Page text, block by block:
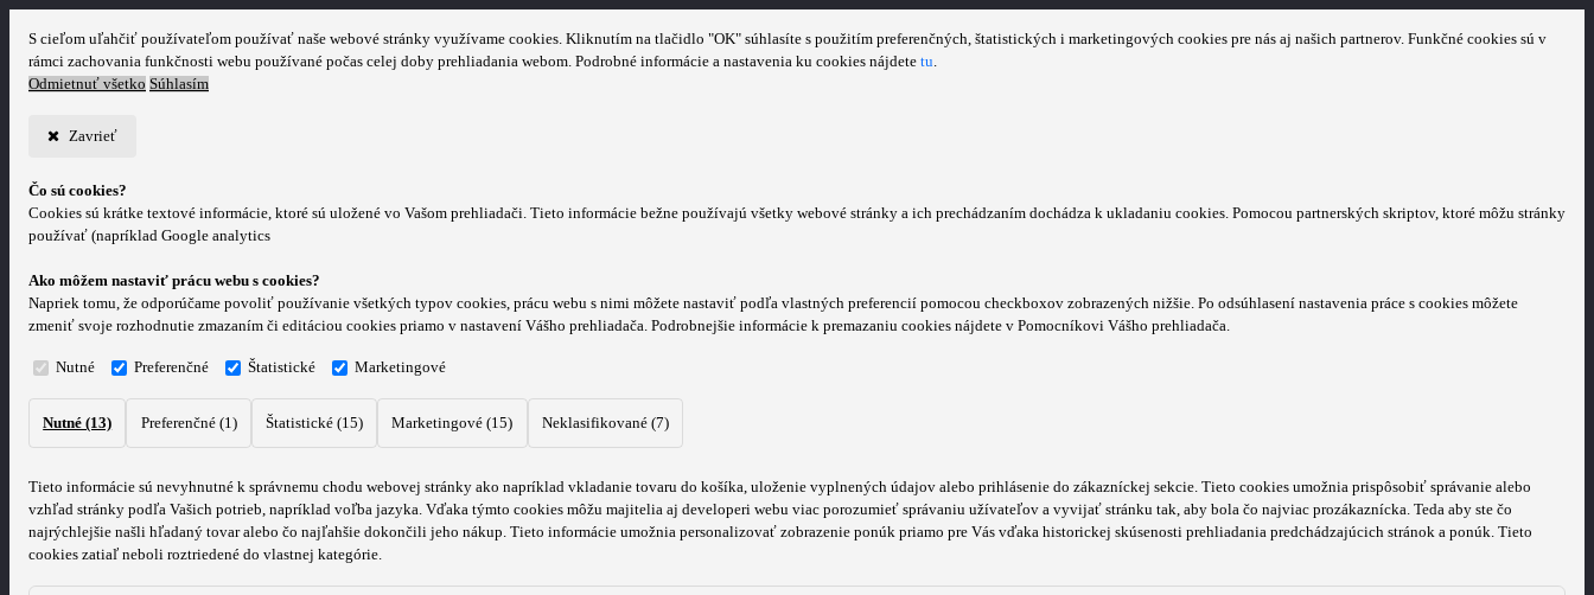
S cieľom uľahčiť používateľom používať naše webové stránky využívame cookies. Kliknutím na tlačidlo "OK" súhlasíte s použitím preferenčných, štatistických i marketingových cookies pre nás aj našich partnerov. Funkčné cookies sú v
rámci zachovania funkčnosti webu používané počas celej doby prehliadania webom. Podrobné informácie a nastavenia ku cookies nájdete tu.
Odmietnuť všetko Súhlasím
Zavrieť
Čo sú cookies?
Cookies sú krátke textové informácie, ktoré sú uložené vo Vašom prehliadači. Tieto informácie bežne používajú všetky webové stránky a ich prechádzaním dochádza k ukladaniu cookies. Pomocou partnerských skriptov, ktoré môžu stránky
používať (napríklad Google analytics
Ako môžem nastaviť prácu webu s cookies?
Napriek tomu, že odporúčame povoliť používanie všetkých typov cookies, prácu webu s nimi môžete nastaviť podľa vlastných preferencií pomocou checkboxov zobrazených nižšie. Po odsúhlasení nastavenia práce s cookies môžete
zmeniť svoje rozhodnutie zmazaním či editáciou cookies priamo v nastavení Vášho prehliadača. Podrobnejšie informácie k premazaniu cookies nájdete v Pomocníkovi Vášho prehliadača.
Nutné Preferenčné Štatistické Marketingové
Nutné (13) Preferenčné (1) Štatistické (15) Marketingové (15) Neklasifikované (7)
Tieto informácie sú nevyhnutné k správnemu chodu webovej stránky ako napríklad vkladanie tovaru do košíka, uloženie vyplnených údajov alebo prihlásenie do zákazníckej sekcie. Tieto cookies umožnia prispôsobiť správanie alebo
vzhľad stránky podľa Vašich potrieb, napríklad voľba jazyka. Vďaka týmto cookies môžu majitelia aj developeri webu viac porozumieť správaniu užívateľov a vyvijať stránku tak, aby bola čo najviac prozákaznícka. Teda aby ste čo
najrýchlejšie našli hľadaný tovar alebo čo najľahšie dokončili jeho nákup. Tieto informácie umožnia personalizovať zobrazenie ponúk priamo pre Vás vďaka historickej skúsenosti prehliadania predchádzajúcich stránok a ponúk. Tieto
cookies zatiaľ neboli roztriedené do vlastnej kategórie.